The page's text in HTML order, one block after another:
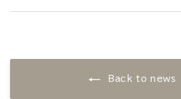
Back to news